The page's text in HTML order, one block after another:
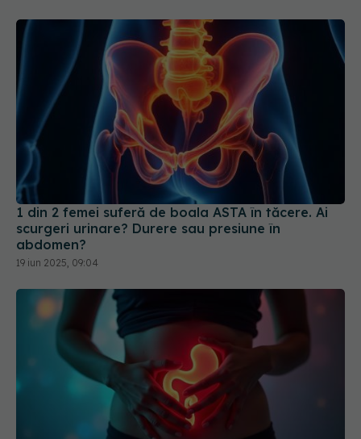
1 din 2 femei suferă de boala ASTA în tăcere. Ai
scurgeri urinare? Durere sau presiune în
abdomen?
19 iun 2025, 09:04